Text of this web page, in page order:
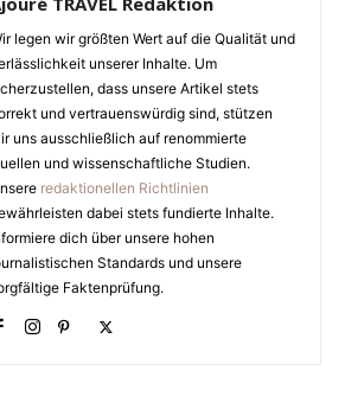
legen wir größten Wert auf die Qualität und
unserer Inhalte. Um
dass unsere Artikel stets
und vertrauenswürdig sind, stützen
uns ausschließlich auf renommierte
und wissenschaftliche Studien.
redaktionellen Richtlinien
dabei stets fundierte Inhalte.
dich über unsere hohen
Standards und unsere
Faktenprüfung.